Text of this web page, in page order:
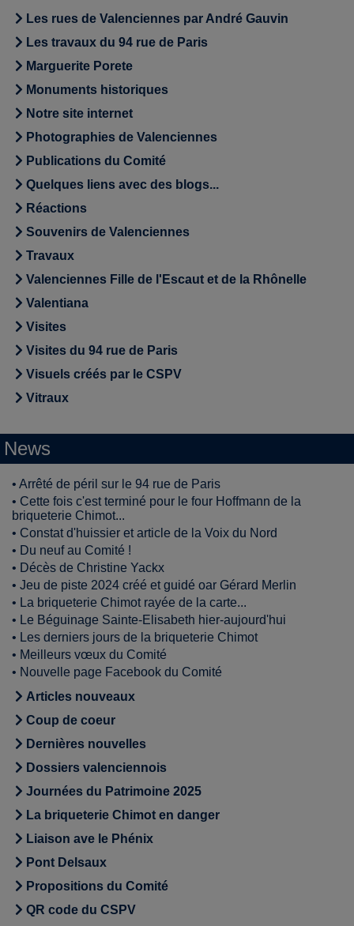
Les rues de Valenciennes par André Gauvin
Les travaux du 94 rue de Paris
Marguerite Porete
Monuments historiques
Notre site internet
Photographies de Valenciennes
Publications du Comité
Quelques liens avec des blogs...
Réactions
Souvenirs de Valenciennes
Travaux
Valenciennes Fille de l'Escaut et de la Rhônelle
Valentiana
Visites
Visites du 94 rue de Paris
Visuels créés par le CSPV
Vitraux
News
• Arrêté de péril sur le 94 rue de Paris
• Cette fois c'est terminé pour le four Hoffmann de la
briqueterie Chimot...
• Constat d'huissier et article de la Voix du Nord
• Du neuf au Comité !
• Décès de Christine Yackx
• Jeu de piste 2024 créé et guidé oar Gérard Merlin
• La briqueterie Chimot rayée de la carte...
• Le Béguinage Sainte-Elisabeth hier-aujourd'hui
• Les derniers jours de la briqueterie Chimot
• Meilleurs vœux du Comité
• Nouvelle page Facebook du Comité
Articles nouveaux
Coup de coeur
Dernières nouvelles
Dossiers valenciennois
Journées du Patrimoine 2025
La briqueterie Chimot en danger
Liaison ave le Phénix
Pont Delsaux
Propositions du Comité
QR code du CSPV